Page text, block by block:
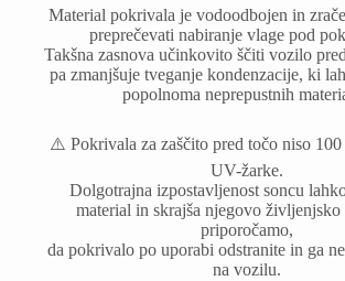
Material pokrivala je vodoodbojen in
preprečevati nabiranje vlage pod
Takšna zasnova učinkovito ščiti vozilo
pa zmanjšuje tveganje kondenzacije, ki
popolnoma neprepustnih
⚠️ Pokrivala za zaščito pred točo niso 100
UV-žarke.
Dolgotrajna izpostavljenost soncu
material in skrajša njegovo življenjsko
priporočamo,
da pokrivalo po uporabi odstranite in ga
na vozilu.